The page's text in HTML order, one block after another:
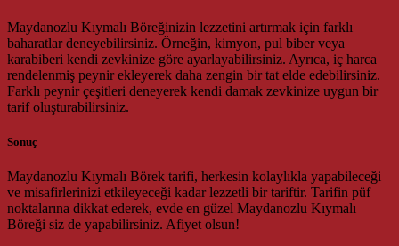
Maydanozlu Kıymalı Böreğinizin lezzetini artırmak için farklı
baharatlar deneyebilirsiniz. Örneğin, kimyon, pul biber veya
karabiberi kendi zevkinize göre ayarlayabilirsiniz. Ayrıca, iç harca
rendelenmiş peynir ekleyerek daha zengin bir tat elde edebilirsiniz.
Farklı peynir çeşitleri deneyerek kendi damak zevkinize uygun bir
tarif oluşturabilirsiniz.
Sonuç
Maydanozlu Kıymalı Börek tarifi, herkesin kolaylıkla yapabileceği
ve misafirlerinizi etkileyeceği kadar lezzetli bir tariftir. Tarifin püf
noktalarına dikkat ederek, evde en güzel Maydanozlu Kıymalı
Böreği siz de yapabilirsiniz. Afiyet olsun!